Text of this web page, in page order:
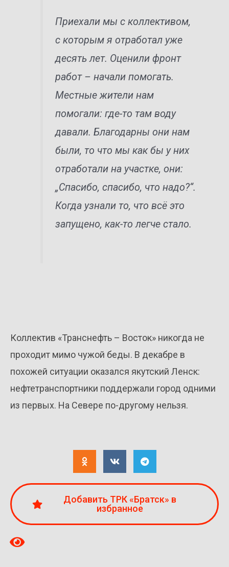
Приехали мы с коллективом,
с которым я отработал уже
десять лет. Оценили фронт
работ – начали помогать.
Местные жители нам
помогали: где-то там воду
давали. Благодарны они нам
были, то что мы как бы у них
отработали на участке, они:
„Спасибо, спасибо, что надо?“.
Когда узнали то, что всё это
запущено, как-то легче стало.
Коллектив «Транснефть – Восток» никогда не
проходит мимо чужой беды. В декабре в
похожей ситуации оказался якутский Ленск:
нефтетранспортники поддержали город одними
из первых. На Севере по-другому нельзя.
Добавить ТРК «Братск» в
избранное